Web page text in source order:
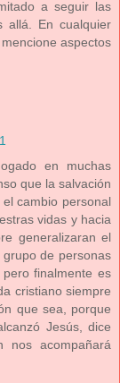
a seguir las
allá. En cualquier
aspectos
en muchas
que la salvación
cambio personal
vidas y hacia
generalizaran el
de personas
finalmente es
cristiano siempre
que sea, porque
Jesús, dice
nos acompañará